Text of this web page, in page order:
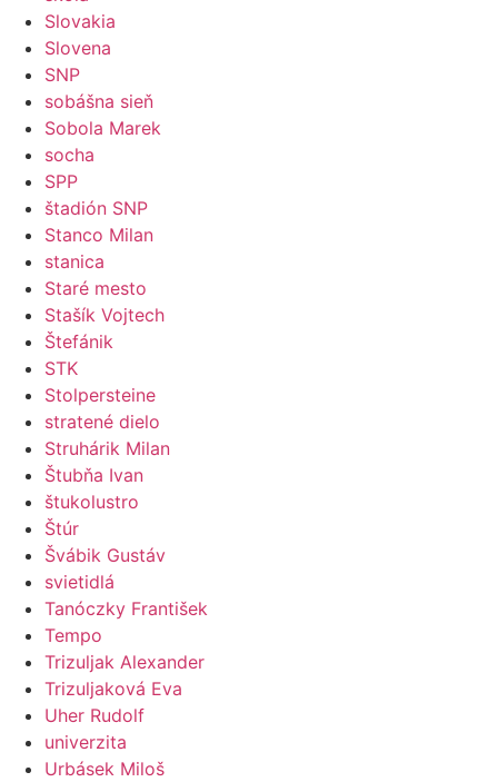
Slovakia
Slovena
SNP
sobášna sieň
Sobola Marek
socha
SPP
štadión SNP
Stanco Milan
stanica
Staré mesto
Stašík Vojtech
Štefánik
STK
Stolpersteine
stratené dielo
Struhárik Milan
Štubňa Ivan
štukolustro
Štúr
Švábik Gustáv
svietidlá
Tanóczky František
Tempo
Trizuljak Alexander
Trizuljaková Eva
Uher Rudolf
univerzita
Urbásek Miloš